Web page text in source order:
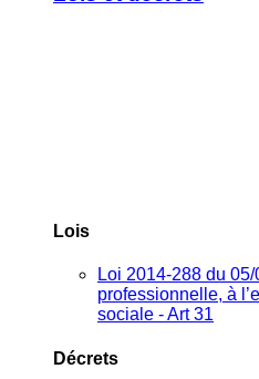
Lois
Loi 2014-288 du
professionnelle, à
sociale - Art 31
Décrets